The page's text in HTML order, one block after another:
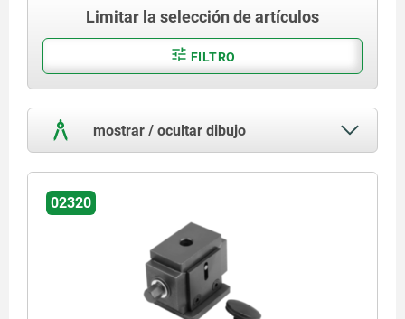
Limitar la selección de artículos
FILTRO
mostrar / ocultar dibujo
02320